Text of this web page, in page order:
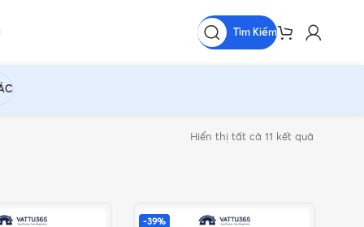
Tìm Kiếm
Hiển thị tất cả 11 kết quả
-39%